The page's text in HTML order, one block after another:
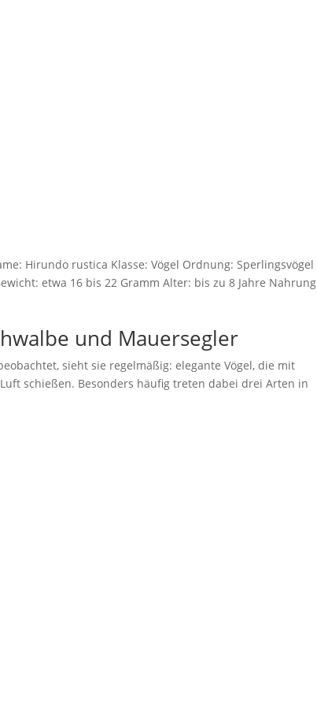
Hirundo rustica Klasse: Vögel Ordnung: Sperlingsvögel
etwa 16 bis 22 Gramm Alter: bis zu 8 Jahre Nahrung
und Mauersegler
sieht sie regelmäßig: elegante Vögel, die mit
schießen. Besonders häufig treten dabei drei Arten in